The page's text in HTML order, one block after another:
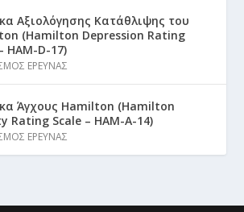
Αξιολόγησης Κατάθλιψης του
(Hamilton Depression Rating
HAM-D-17)
ΕΡΕΥΝΑΣ
Άγχους Hamilton (Hamilton
Rating Scale – HAM-A-14)
ΕΡΕΥΝΑΣ